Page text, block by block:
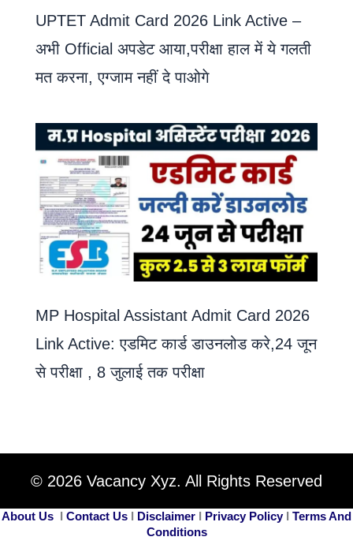
UPTET Admit Card 2026 Link Active –
अभी Official अपडेट आया,परीक्षा हाल में ये गलती
मत करना, एग्जाम नहीं दे पाओगे
MP Hospital Assistant Admit Card 2026
Link Active: एडमिट कार्ड डाउनलोड करे,24 जून
से परीक्षा , 8 जुलाई तक परीक्षा
© 2026 Vacancy Xyz. All Rights Reserved
About Us I Contact Us I Disclaimer I Privacy PolicyI Terms And
Conditions